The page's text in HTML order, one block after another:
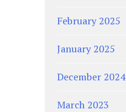
February 2025
January 2025
December 2024
March 2023